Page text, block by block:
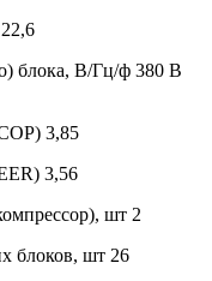
22,6
блока, В/Гц/ф 380 В
3,85
3,56
шт 2
блоков, шт 26